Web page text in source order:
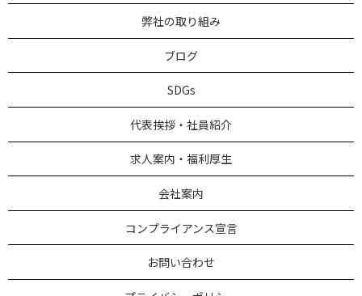
弊社の取り組み
ブログ
SDGs
代表挨拶・社員紹介
求人案内・福利厚生
会社案内
コンプライアンス宣言
お問い合わせ